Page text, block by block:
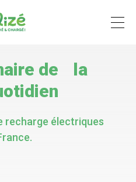
de la
recharge électriques